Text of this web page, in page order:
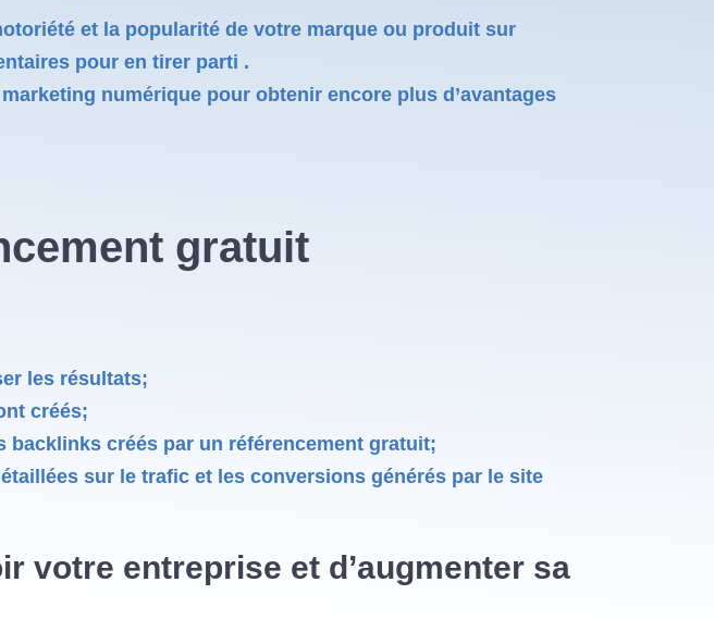
et la popularité de votre marque ou produit sur
pour en tirer parti .
numérique pour obtenir encore plus d’avantages
gratuit
les résultats;
créés;
backlinks créés par un référencement gratuit;
sur le trafic et les conversions générés par le site
votre entreprise et d’augmenter sa